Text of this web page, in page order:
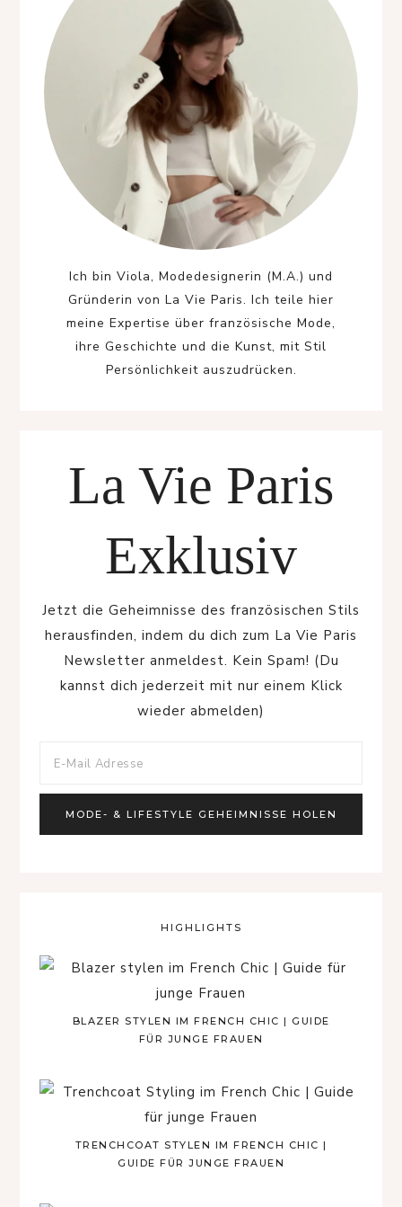
Ich bin Viola, Modedesignerin (M.A.) und
Gründerin von La Vie Paris. Ich teile hier
meine Expertise über französische Mode,
ihre Geschichte und die Kunst, mit Stil
Persönlichkeit auszudrücken.
La Vie Paris
Exklusiv
Jetzt die Geheimnisse des französischen Stils
herausfinden, indem du dich zum La Vie Paris
Newsletter anmeldest. Kein Spam! (Du
kannst dich jederzeit mit nur einem Klick
wieder abmelden)
HIGHLIGHTS
BLAZER STYLEN IM FRENCH CHIC | GUIDE
FÜR JUNGE FRAUEN
TRENCHCOAT STYLEN IM FRENCH CHIC |
GUIDE FÜR JUNGE FRAUEN